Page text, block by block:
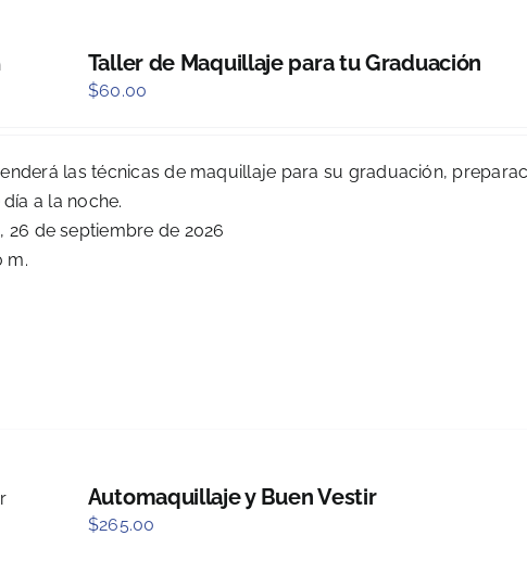
Taller de Maquillaje para tu Graduación
$60.00
las técnicas de maquillaje para su graduación,
a la noche.
26 de septiembre de 2026
m.
Automaquillaje y Buen Vestir
$265.00